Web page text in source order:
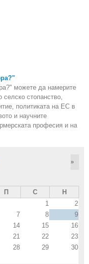
можете да намерите
стопанство,
политиката на ЕС в
и научните
професия и на
»
П С
Н
1
2
7 8
9
14 15
16
21 22
23
28 29
30